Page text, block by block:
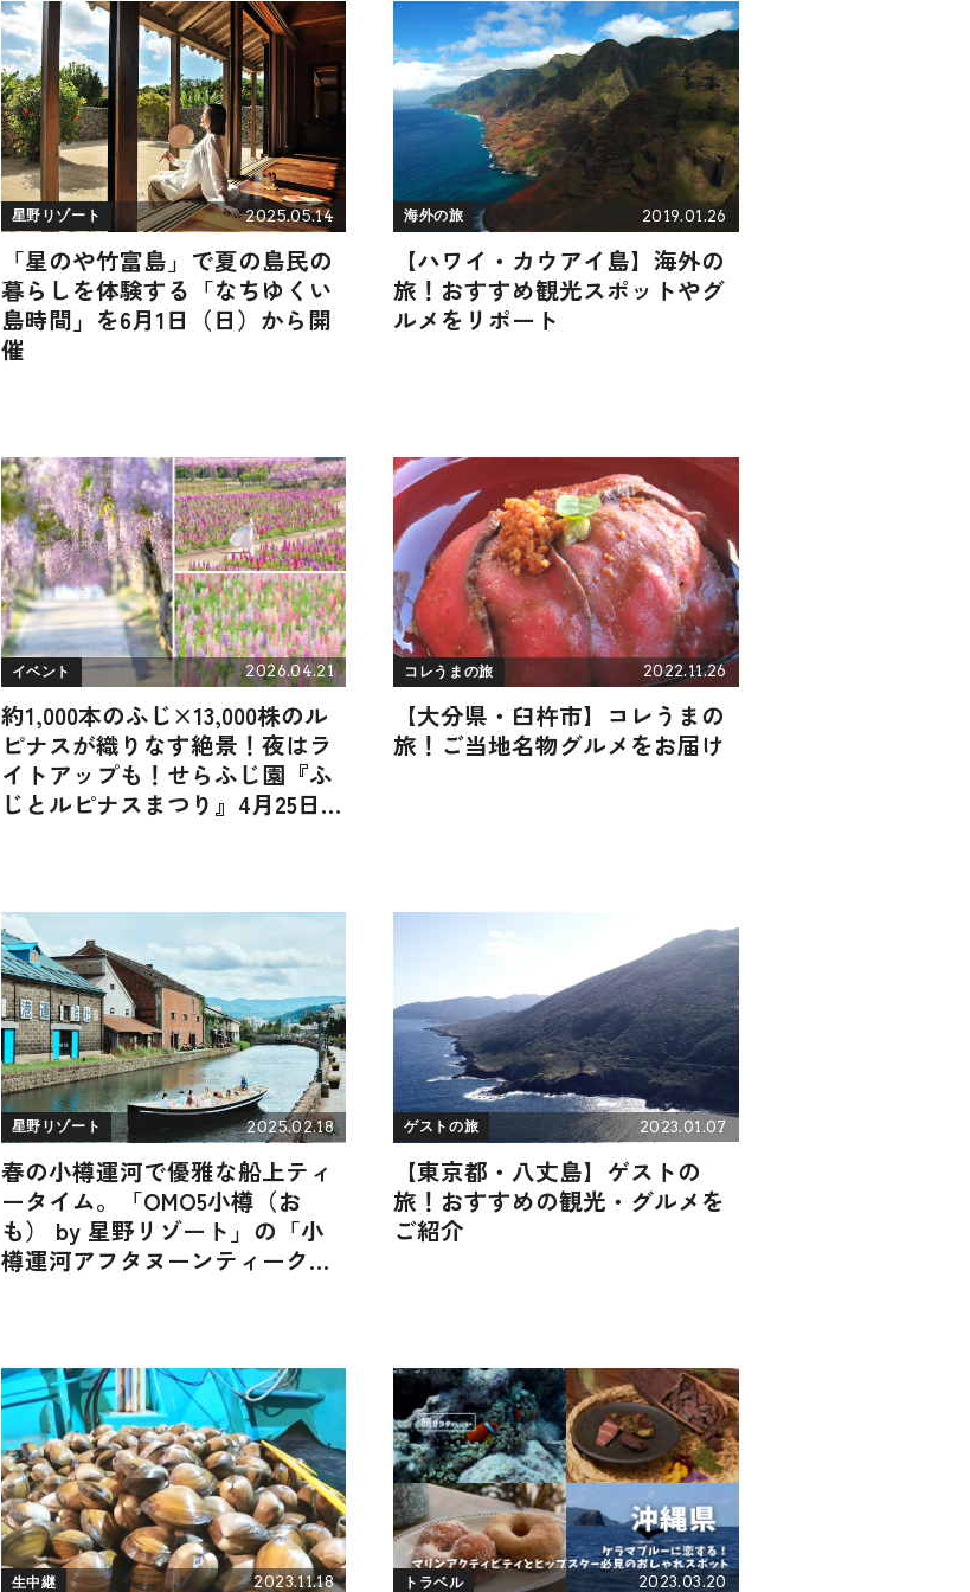
星野リゾート 2025.05.14
「星のや竹富島」で夏の島民の
暮らしを体験する「なちゆくい
島時間」を6月1日（日）から開
催
海外の旅 2019.01.26
【ハワイ・カウアイ島】海外の
旅！おすすめ観光スポットやグ
ルメをリポート
イベント 2026.04.21
約1,000本のふじ×13,000株のル
ピナスが織りなす絶景！夜はラ
イトアップも！せらふじ園『ふ
じとルピナスまつり』4月25日開
コレうまの旅 2022.11.26
【大分県・臼杵市】コレうまの
旅！ご当地名物グルメをお届け
星野リゾート 2025.02.18
春の小樽運河で優雅な船上ティ
ータイム。「OMO5小樽（お
も） by 星野リゾート」の「小
樽運河アフタヌーンティークル
ゲストの旅 2023.01.07
【東京都・八丈島】ゲストの
旅！おすすめの観光・グルメを
ご紹介
生中継 2023.11.18 トラベル 2023.03.20